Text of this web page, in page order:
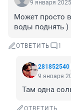
9 января
Может просто
воды поднять )
ОТВЕТИТЬ 1
281852540
9 января
Там одна
ОТВЕТИТЬ